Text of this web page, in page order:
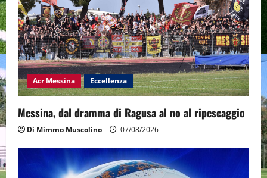
Acr Messina Eccellenza
Messina, dal dramma di Ragusa al no al ripescaggio
Di Mimmo Muscolino 07/08/2026